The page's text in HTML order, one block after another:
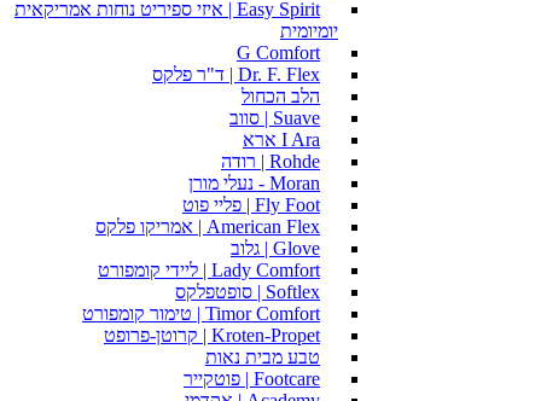
Easy Spirit | איזי ספיריט נוחות אמריקאית
יומיומית
G Comfort
Dr. F. Flex | ד"ר פלקס
הלב הכחול
Suave | סווב
I Ara ארא
Rohde | רודה
Moran - נעלי מורן
Fly Foot | פליי פוט
American Flex | אמריקו פלקס
Glove | גלוב
Lady Comfort | ליידי קומפורט
Softlex | סופטפלקס
Timor Comfort | טימור קומפורט
Kroten-Propet | קרוטן-פרופט
טבע מבית נאות
Footcare | פוטקייר